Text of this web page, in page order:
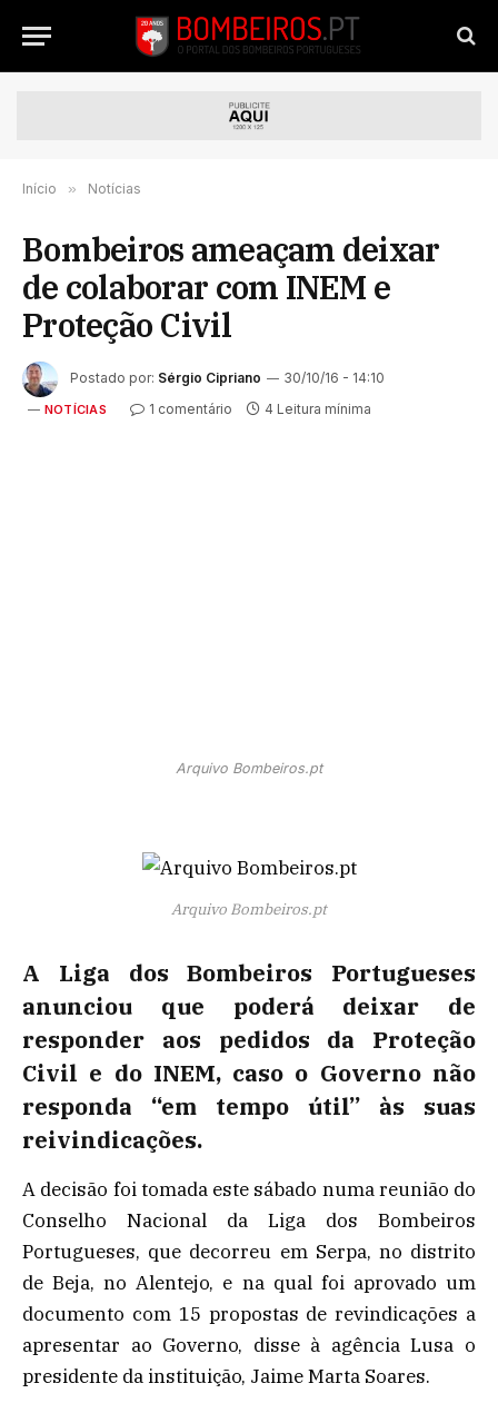
Início » Notícias
Bombeiros ameaçam deixar
de colaborar com INEM e
Proteção Civil
Postado por: Sérgio Cipriano 30/10/16 - 14:10
NOTÍCIAS 1 comentário 4 Leitura mínima
Arquivo Bombeiros.pt
Arquivo Bombeiros.pt
A Liga dos Bombeiros Portugueses
anunciou que poderá deixar de
responder aos pedidos da Proteção
Civil e do INEM, caso o Governo não
responda “em tempo útil” às suas
reivindicações.
A decisão foi tomada este sábado numa reunião do
Conselho Nacional da Liga dos Bombeiros
Portugueses, que decorreu em Serpa, no distrito
de Beja, no Alentejo, e na qual foi aprovado um
documento com 15 propostas de revindicações a
apresentar ao Governo, disse à agência Lusa o
presidente da instituição, Jaime Marta Soares.